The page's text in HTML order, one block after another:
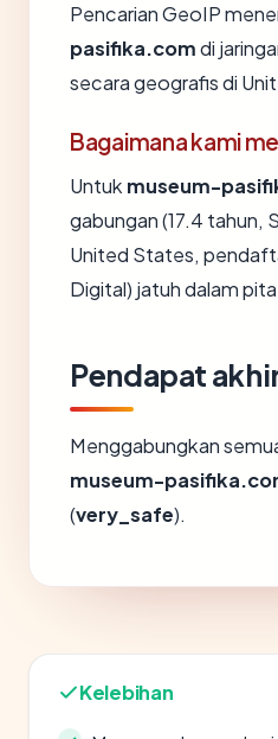
Pencarian GeoIP
pasifika.comdi
secara geografis di
Bagaimana kami
Untuk museum-
gabungan (17.4 tahun,
United States,
Digital) jatuh dalam
Pendapat
Menggabungkan
museum-
(very_safe).
Kelebihan